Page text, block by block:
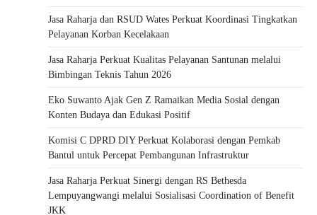
Jasa Raharja dan RSUD Wates Perkuat Koordinasi Tingkatkan
Pelayanan Korban Kecelakaan
Jasa Raharja Perkuat Kualitas Pelayanan Santunan melalui
Bimbingan Teknis Tahun 2026
Eko Suwanto Ajak Gen Z Ramaikan Media Sosial dengan
Konten Budaya dan Edukasi Positif
Komisi C DPRD DIY Perkuat Kolaborasi dengan Pemkab
Bantul untuk Percepat Pembangunan Infrastruktur
Jasa Raharja Perkuat Sinergi dengan RS Bethesda
Lempuyangwangi melalui Sosialisasi Coordination of Benefit
JKK